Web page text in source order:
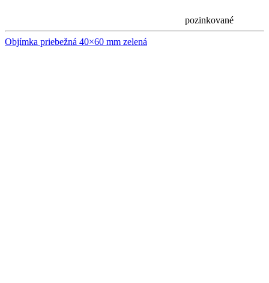
pozinkované
Objímka priebežná 40×60 mm zelená